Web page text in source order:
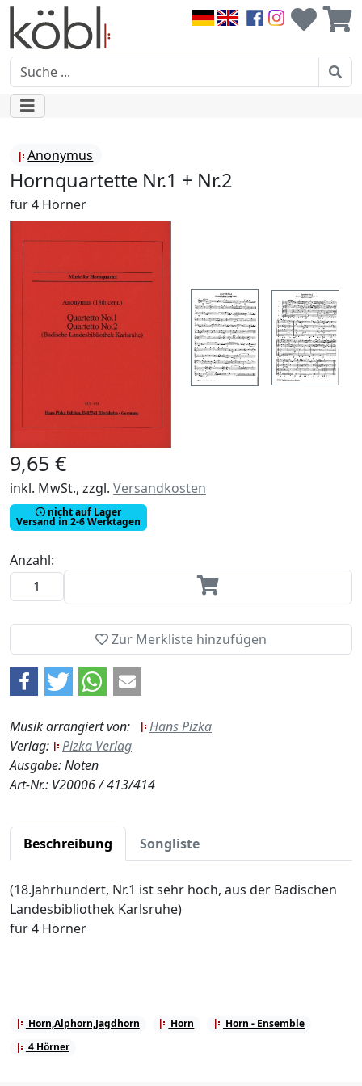
Anonymus
Hornquartette Nr.1 + Nr.2
für 4 Hörner
Musik arrangiert von:
Hans Pizka
Verlag:
Pizka Verlag
Ausgabe: Noten
Art-Nr.: V20006 / 413/414
Beschreibung Songliste
(18.Jahrhundert, Nr.1 ist sehr hoch, aus der Badischen
Landesbibliothek Karlsruhe)
für 4 Hörner
Horn,Alphorn,Jagdhorn Horn
Horn - Ensemble
4 Hörner
9,65 €
inkl. MwSt., zzgl. Versandkosten
nicht auf Lager
Versand in 2-6 Werktagen
Anzahl:
Zur Merkliste hinzufügen